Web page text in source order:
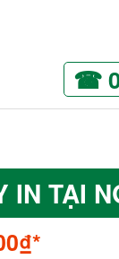
☎
IN TẠI